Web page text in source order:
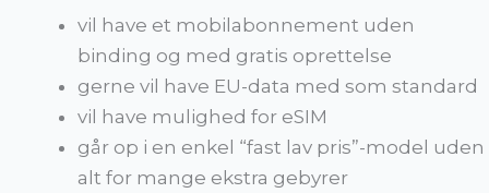
vil have et mobilabonnement uden
binding og med gratis oprettelse
gerne vil have EU-data med som standard
vil have mulighed for eSIM
går op i en enkel “fast lav pris”-model uden
alt for mange ekstra gebyrer